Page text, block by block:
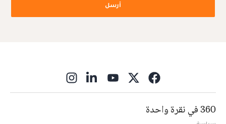
أرسل
360 في نقرة واحدة